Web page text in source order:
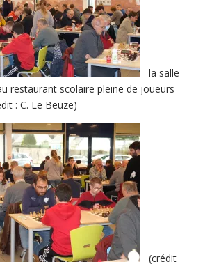
la salle
restaurant scolaire pleine de joueurs
: C. Le Beuze)
(crédit